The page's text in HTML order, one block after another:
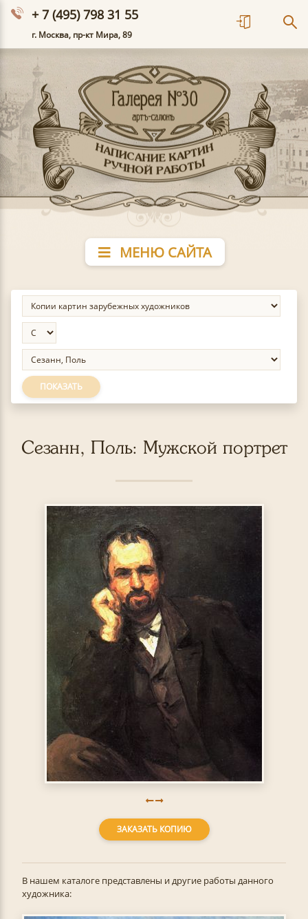
+ 7 (495) 798 31 55
г. Москва, пр-кт Мира, 89
МЕНЮ САЙТА
ПОКАЗАТЬ
Сезанн, Поль: Мужской портрет
ЗАКАЗАТЬ КОПИЮ
В нашем каталоге представлены и другие работы данного
художника: